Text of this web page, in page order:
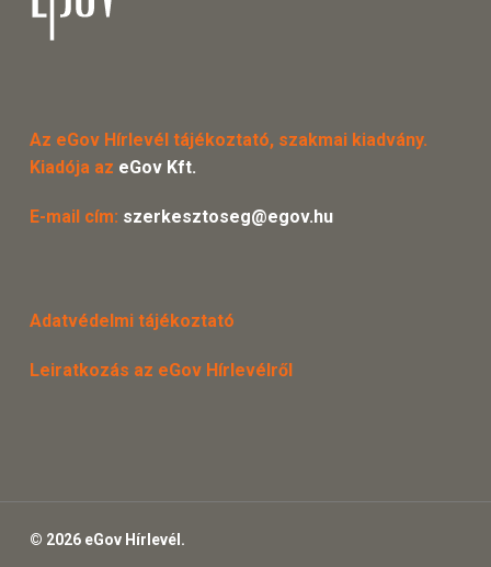
Az eGov Hírlevél tájékoztató, szakmai kiadvány.
Kiadója az eGov Kft.
E-mail cím: szerkesztoseg@egov.hu
Adatvédelmi tájékoztató
Leiratkozás az eGov Hírlevélről
© 2026 eGov Hírlevél.